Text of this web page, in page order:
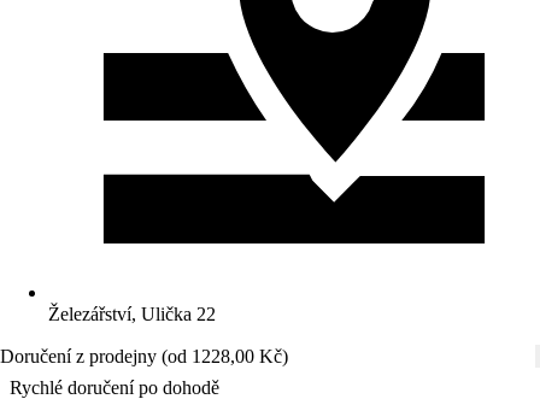
Železářství, Ulička 22
Doručení z prodejny (od 1228,00 Kč)
Rychlé doručení po dohodě